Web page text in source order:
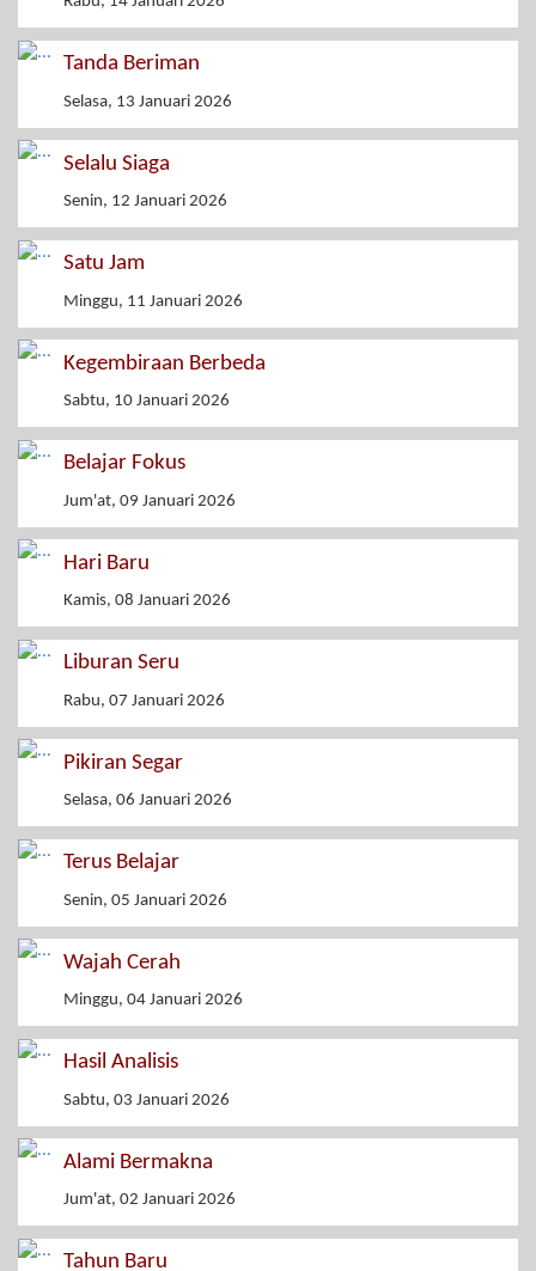
Tanda Beriman
Selasa, 13 Januari 2026
Selalu Siaga
Senin, 12 Januari 2026
Satu Jam
Minggu, 11 Januari 2026
Kegembiraan Berbeda
Sabtu, 10 Januari 2026
Belajar Fokus
Jum'at, 09 Januari 2026
Hari Baru
Kamis, 08 Januari 2026
Liburan Seru
Rabu, 07 Januari 2026
Pikiran Segar
Selasa, 06 Januari 2026
Terus Belajar
Senin, 05 Januari 2026
Wajah Cerah
Minggu, 04 Januari 2026
Hasil Analisis
Sabtu, 03 Januari 2026
Alami Bermakna
Jum'at, 02 Januari 2026
Tahun Baru